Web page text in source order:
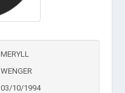
MERYLL
WENGER
03/10/1994